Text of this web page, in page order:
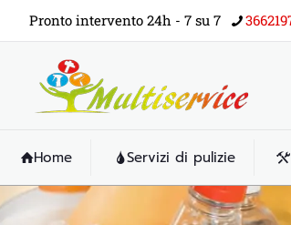
Pronto intervento 24h - 7 su 7
Home Servizi di pulizie